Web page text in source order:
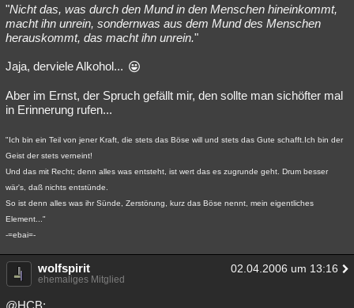
"Nicht das, was durch den Mund in den Menschen hineinkommt,
macht ihn unrein, sondernwas aus dem Mund des Menschen
herauskommt, das macht ihn unrein."
Jaja, derviele Alkohol...
Aber im Ernst, der Spruch gefällt mir, den sollte man sichöfter mal
in Erinnerung rufen...
"Ich bin ein Teil von jener Kraft, die stets das Böse will und stets das Gute schafft.Ich bin der
Geist der stets verneint!
Und das mit Recht; denn alles was entsteht, ist wert das es zugrunde geht. Drum besser
wär's, daß nichts entstünde.
So ist denn alles was ihr Sünde, Zerstörung, kurz das Böse nennt, mein eigentliches
Element..."
-=ebai=-
wolfspirit 02.04.2006 um 13:16
ehemaliges Mitglied
@HCB: